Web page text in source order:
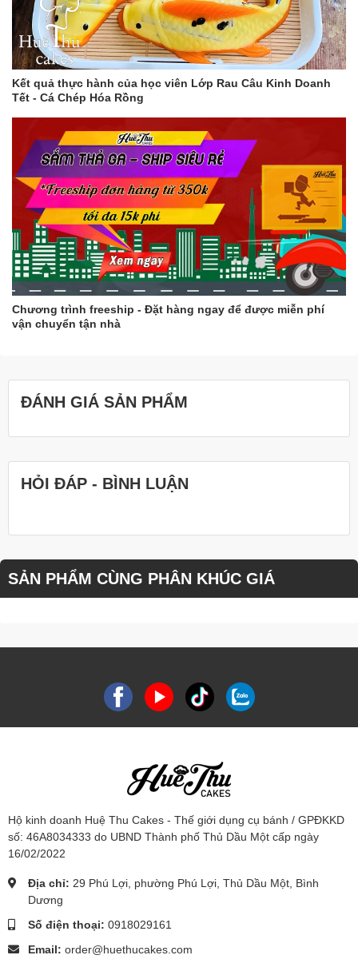
Kết quả thực hành của học viên Lớp Rau Câu Kinh Doanh
Tết - Cá Chép Hóa Rồng
Chương trình freeship - Đặt hàng ngay để được miễn phí
vận chuyển tận nhà
ĐÁNH GIÁ SẢN PHẨM
HỎI ĐÁP - BÌNH LUẬN
SẢN PHẨM CÙNG PHÂN KHÚC GIÁ
Hộ kinh doanh Huệ Thu Cakes - Thế giới dụng cụ bánh / GPĐKKD
số: 46A8034333 do UBND Thành phố Thủ Dầu Một cấp ngày
16/02/2022
Địa chỉ: 29 Phú Lợi, phường Phú Lợi, Thủ Dầu Một, Bình
Dương
Số điện thoại: 0918029161
Email: order@huethucakes.com